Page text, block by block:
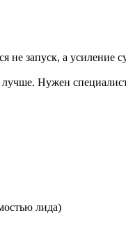
не запуск, а
Нужен
лида)